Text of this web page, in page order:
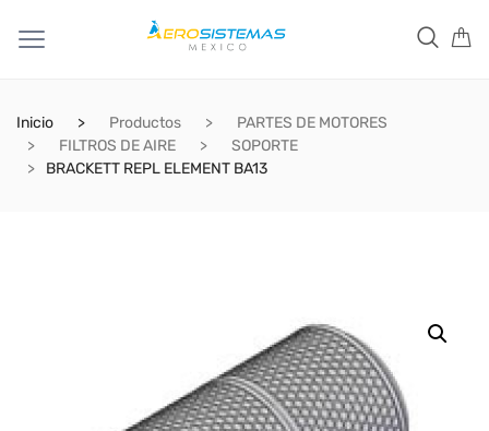
Inicio Productos
PARTES DE MOTORES
FILTROS DE AIRE
SOPORTE
BRACKETT REPL ELEMENT BA13